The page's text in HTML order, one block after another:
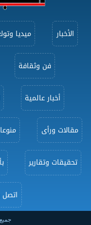
الأخبار ميديا
فن وثقافة
أخبار عالمية
مقالات ورأى
تحقيقات وتقارير
اتصل